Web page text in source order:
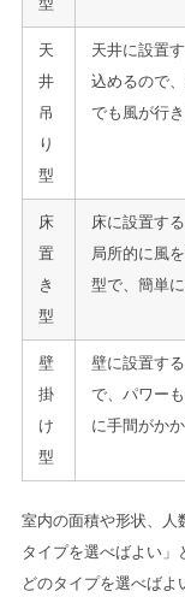
天
井
吊
り
型
天井に設置
込めるので
でも風が行き
床
置
き
型
床に設置す
局所的に風
型で、簡単
壁
掛
け
型
壁に設置す
で、パワー
に手間がか
室内の面積や形状、人
タイプを選べばよい」
どのタイプを選べば